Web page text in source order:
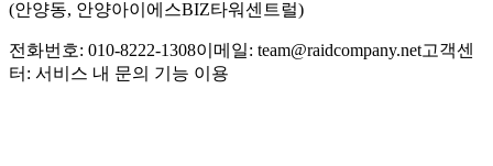
(안양동, 안양아이에스BIZ타워센트럴)
전화번호: 010-8222-1308이메일: team@raidcompany.net고객센
터: 서비스 내 문의 기능 이용